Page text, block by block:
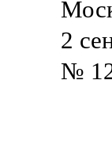
2
№